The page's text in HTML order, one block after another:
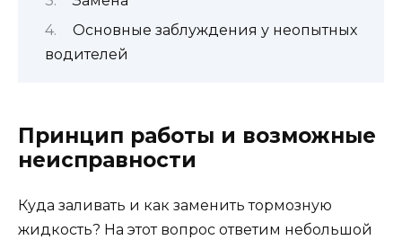
Основные заблуждения у неопытных
водителей
Принцип работы и возможные
неисправности
Куда заливать и как заменить тормозную
жидкость? На этот вопрос ответим небольшой